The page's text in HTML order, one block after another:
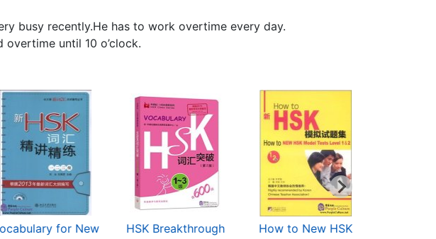
busy recently.He has to work overtime every day.
overtime until 10 o’clock.
for New
HSK Breakthrough
How to New HSK